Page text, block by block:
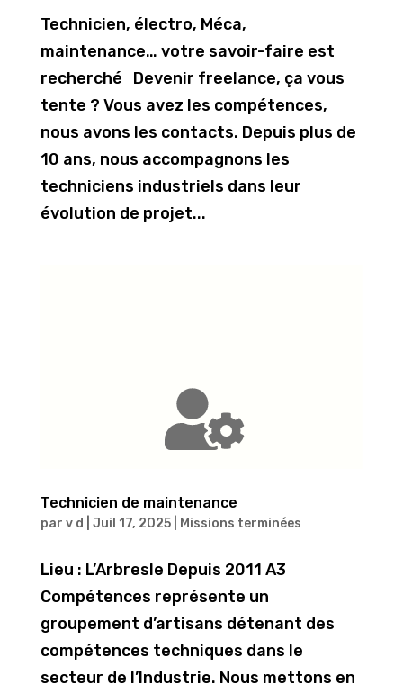
Technicien, électro, Méca,
maintenance… votre savoir-faire est
recherché Devenir freelance, ça vous
tente ? Vous avez les compétences,
nous avons les contacts. Depuis plus de
10 ans, nous accompagnons les
techniciens industriels dans leur
évolution de projet...
Technicien de maintenance
par v d Juil 17, 2025| Missions terminées
Lieu : L’Arbresle Depuis 2011 A3
Compétences représente un
groupement d’artisans détenant des
compétences techniques dans le
secteur de l’Industrie. Nous mettons en